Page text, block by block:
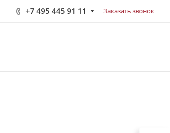
+7 495 445 91 11 Заказать звонок